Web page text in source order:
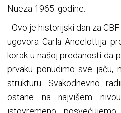
Nueza 1965. godine.
- Ovo je historijski dan za
ugovora Carla Ancelottija
korak u našoj predanosti da
prvaku ponudimo sve jaču,
strukturu. Svakodnevno
ostane na najvišem
istovremeno